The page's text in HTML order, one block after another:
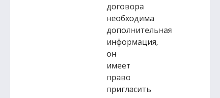
договора
необходима
дополнительная
информация,
он
имеет
право
пригласить